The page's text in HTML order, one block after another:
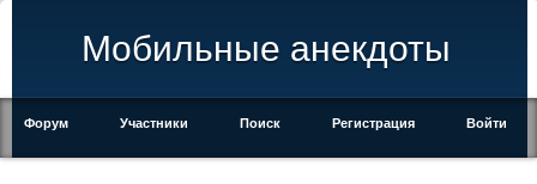
Мобильные анекдоты
Форум Участники Поиск Регистрация Войти